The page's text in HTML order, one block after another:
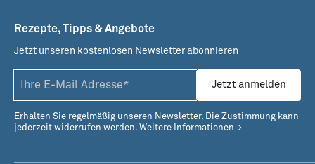
Rezepte, Tipps & Angebote
Jetzt unseren kostenlosen Newsletter abonnieren
Jetzt anmelden
Erhalten Sie regelmäßig unseren Newsletter. Die Zustimmung kann
jederzeit widerrufen werden. Weitere Informationen